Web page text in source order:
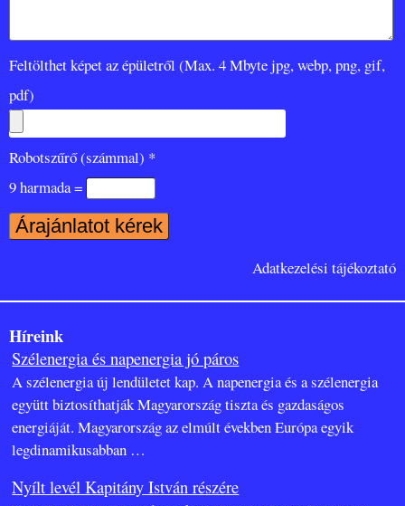
Feltölthet képet az épületről (Max. 4 Mbyte jpg, webp, png, gif,
pdf)
Robotszűrő (számmal) *
9 harmada =
Adatkezelési tájékoztató
Híreink
Szélenergia és napenergia jó páros
A szélenergia új lendületet kap. A napenergia és a szélenergia
együtt biztosíthatják Magyarország tiszta és gazdaságos
energiáját. Magyarország az elmúlt években Európa egyik
legdinamikusabban …
Nyílt levél Kapitány István részére